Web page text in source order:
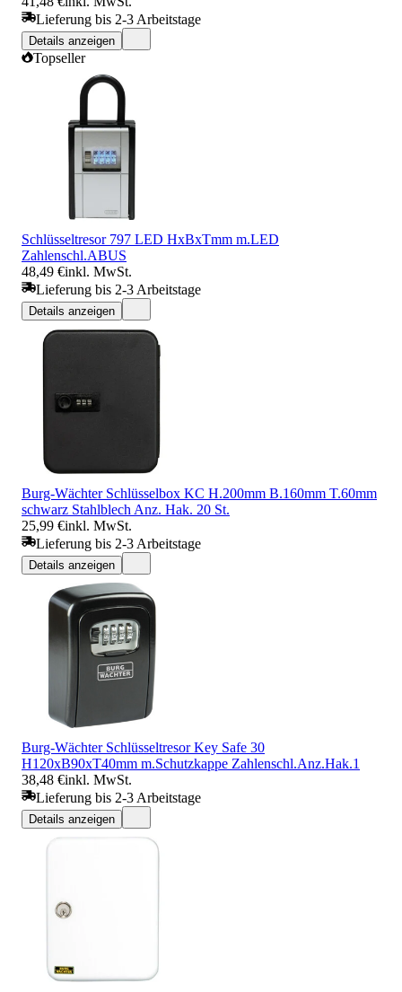
Lieferung bis 2-3 Arbeitstage
Details anzeigen
Topseller
Schlüsseltresor 797 LED HxBxTmm m.LED
Zahlenschl.ABUS
48,49 €inkl. MwSt.
Lieferung bis 2-3 Arbeitstage
Details anzeigen
Burg-Wächter Schlüsselbox KC H.200mm B.160mm T.60mm
schwarz Stahlblech Anz. Hak. 20 St.
25,99 €inkl. MwSt.
Lieferung bis 2-3 Arbeitstage
Details anzeigen
Burg-Wächter Schlüsseltresor Key Safe 30
H120xB90xT40mm m.Schutzkappe Zahlenschl.Anz.Hak.1
38,48 €inkl. MwSt.
Lieferung bis 2-3 Arbeitstage
Details anzeigen